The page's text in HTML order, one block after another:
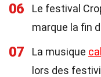
06
Le festival
marque la fin
07 La musique
lors des